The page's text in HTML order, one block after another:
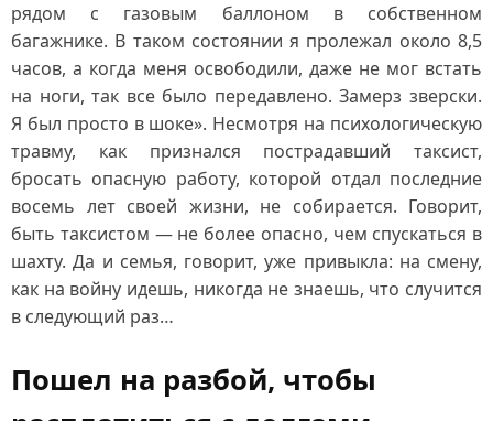
рядом с газовым баллоном в собственном
багажнике. В таком состоянии я пролежал около 8,5
часов, а когда меня освободили, даже не мог встать
на ноги, так все было передавлено. Замерз зверски.
Я был просто в шоке». Несмотря на психологическую
травму, как признался пострадавший таксист,
бросать опасную работу, которой отдал последние
восемь лет своей жизни, не собирается. Говорит,
быть таксистом — не более опасно, чем спускаться в
шахту. Да и семья, говорит, уже привыкла: на смену,
как на войну идешь, никогда не знаешь, что случится
в следующий раз…
Пошел на разбой, чтобы